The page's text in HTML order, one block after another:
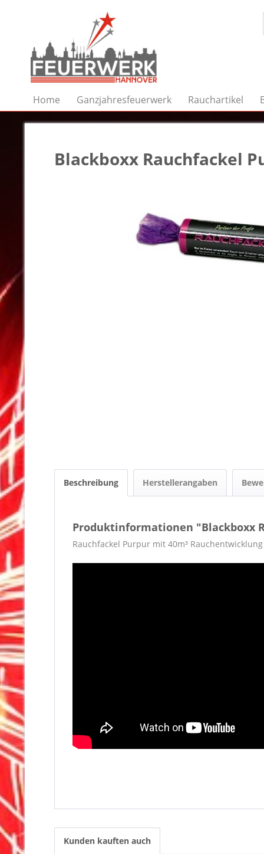
Home Ganzjahresfeuerwerk Rauchartikel
Blackboxx Rauchfackel
Beschreibung Herstellerangaben
Produktinformationen "Blackboxx
Rauchfackel Purpur mit 40m³
Kunden kauften auch